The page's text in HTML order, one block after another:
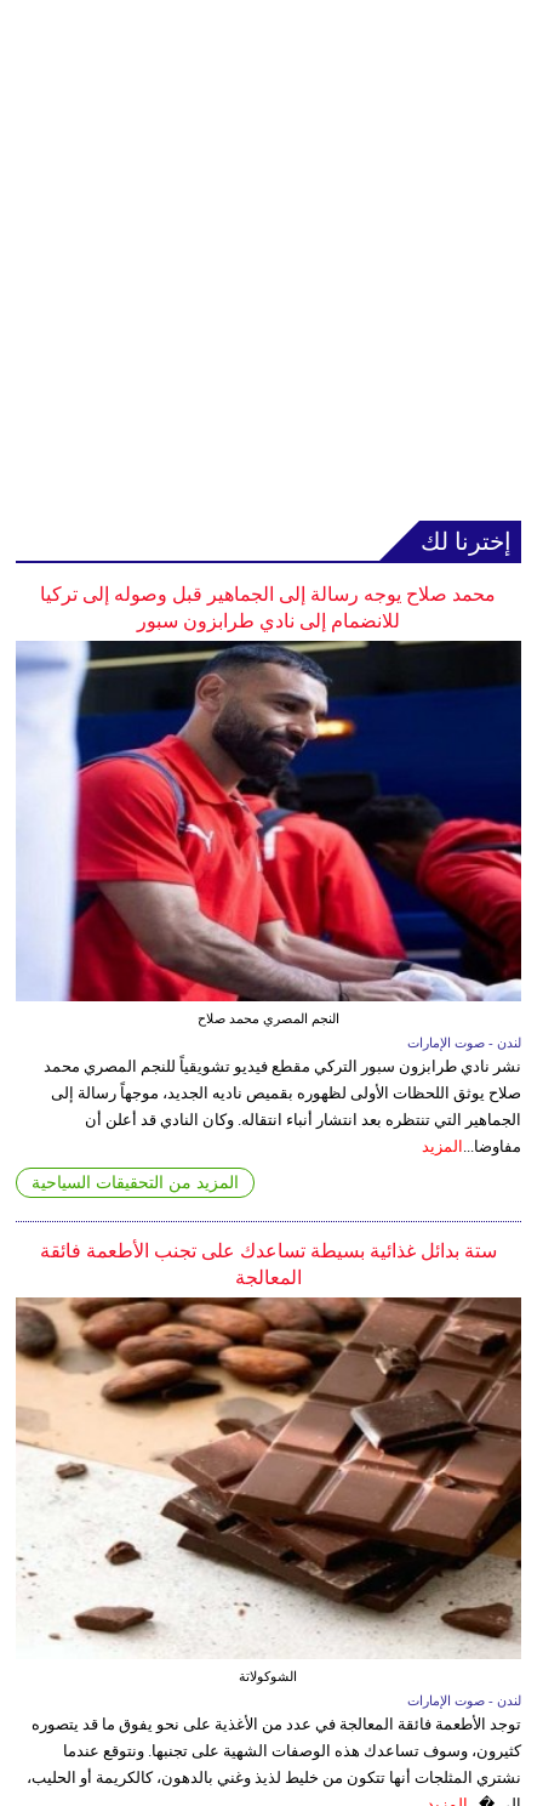
إخترنا لك
محمد صلاح يوجه رسالة إلى الجماهير قبل وصوله إلى تركيا
للانضمام إلى نادي طرابزون سبور
النجم المصري محمد صلاح
لندن - صوت الإمارات
نشر نادي طرابزون سبور التركي مقطع فيديو تشويقياً للنجم المصري محمد
صلاح يوثق اللحظات الأولى لظهوره بقميص ناديه الجديد، موجهاً رسالة إلى
الجماهير التي تنتظره بعد انتشار أنباء انتقاله. وكان النادي قد أعلن أن
مفاوضا... المزيد
المزيد من التحقيقات السياحية
ستة بدائل غذائية بسيطة تساعدك على تجنب الأطعمة فائقة
المعالجة
الشوكولاتة
لندن - صوت الإمارات
توجد الأطعمة فائقة المعالجة في عدد من الأغذية على نحو يفوق ما قد يتصوره
كثيرون، وسوف تساعدك هذه الوصفات الشهية على تجنبها. ونتوقع عندما
نشتري المثلجات أنها تتكون من خليط لذيذ وغني بالدهون، كالكريمة أو الحليب،